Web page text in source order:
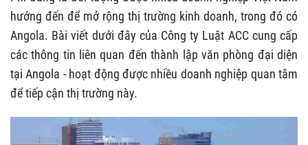
hướng đến để mở rộng thị trường kinh doanh, trong đó có
Angola. Bài viết dưới đây của Công ty Luật ACC cung cấp
các thông tin liên quan đến thành lập văn phòng đại diện
tại Angola - hoạt động được nhiều doanh nghiệp quan tâm
để tiếp cận thị trường này.